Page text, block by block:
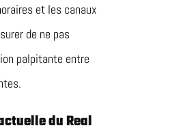
et les canaux
de ne pas
palpitante entre
du Real